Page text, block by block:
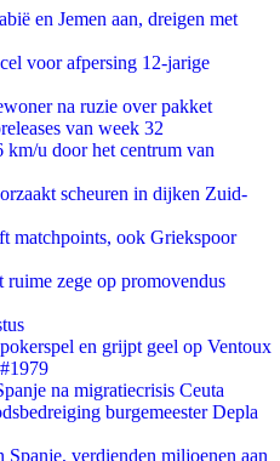
en Jemen aan, dreigen met
voor afpersing 12-jarige
na ruzie over pakket
van week 32
km/u door het centrum van
scheuren in dijken Zuid-
matchpoints, ook Griekspoor
ruime zege op promovendus
en grijpt geel op Ventoux
na migratiecrisis Ceuta
burgemeester Depla
verdienden miljoenen aan